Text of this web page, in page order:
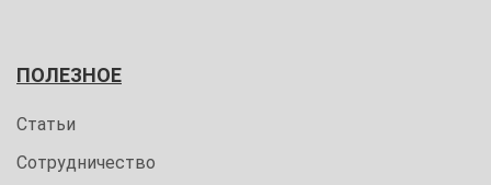
ПОЛЕЗНОЕ
Статьи
Сотрудничество